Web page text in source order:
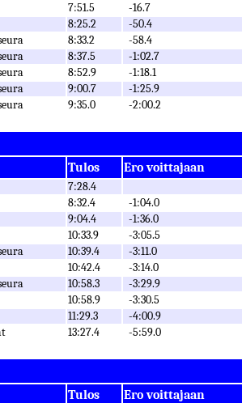
7:51.5
-16.7
8:25.2
-50.4
8:33.2
-58.4
8:37.5
-1:02.7
8:52.9
-1:18.1
9:00.7
-1:25.9
9:35.0 -2:00.2
Tulos Ero voittajaan
7:28.4
8:32.4
-1:04.0
9:04.4
-1:36.0
10:33.9
-3:05.5
10:39.4
-3:11.0
10:42.4
-3:14.0
10:58.3
-3:29.9
10:58.9
-3:30.5
11:29.3
-4:00.9
13:27.4 -5:59.0
Tulos Ero voittajaan